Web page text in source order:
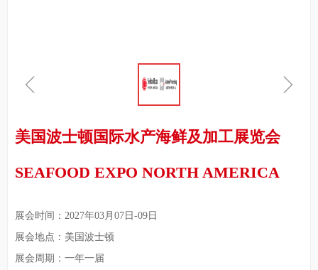
美国波士顿国际水产海鲜及加工展览会
SEAFOOD EXPO NORTH AMERICA
ꁆ ꁇ
展会时间：2027年03月07日-09日
展会地点：美国波士顿
展会周期：一年一届